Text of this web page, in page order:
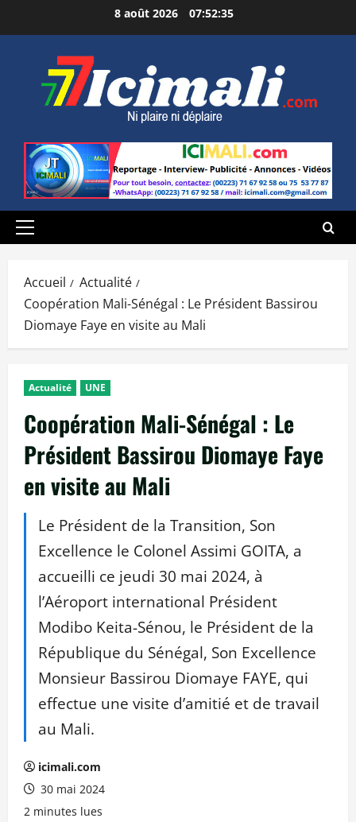
au
8 août 2026 07:52:36
Menu
Accueil
Actualité
Coopération Mali-Sénégal : Le Président Bassirou
Diomaye Faye en visite au Mali
Actualité UNE
Coopération Mali-Sénégal : Le
Président Bassirou Diomaye Faye
en visite au Mali
Le Président de la Transition, Son
Excellence le Colonel Assimi GOITA, a
accueilli ce jeudi 30 mai 2024, à
l’Aéroport international Président
Modibo Keita-Sénou, le Président de la
République du Sénégal, Son Excellence
Monsieur Bassirou Diomaye FAYE, qui
effectue une visite d’amitié et de travail
au Mali.
icimali.com
30 mai 2024
2 minutes lues